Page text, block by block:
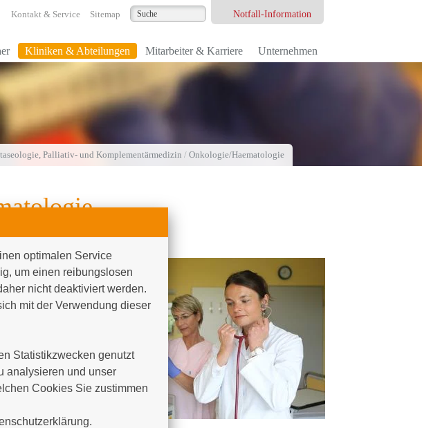
Kontakt & Service Sitemap Notfall-Information
Kliniken & Abteilungen Mitarbeiter & Karriere Unternehmen
Palliativ- und Komplementärmedizin / Onkologie/Haematologie
Klinik im
im
in
Wir
der
optimalen Service
um einen reibungslosen
nicht deaktiviert werden.
mit der Verwendung dieser
Statistikzwecken genutzt
analysieren und unser
Cookies Sie zustimmen